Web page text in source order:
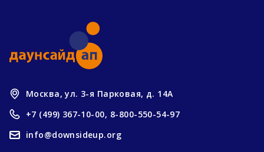
Москва, ул. 3-я Парковая, д. 14А
+7 (499) 367-10-00, 8-800-550-54-97
info@downsideup.org